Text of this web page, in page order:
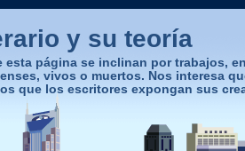
y su teoría
esta página se inclinan por trabajos,
vivos o muertos. Nos interesa
que los escritores expongan sus